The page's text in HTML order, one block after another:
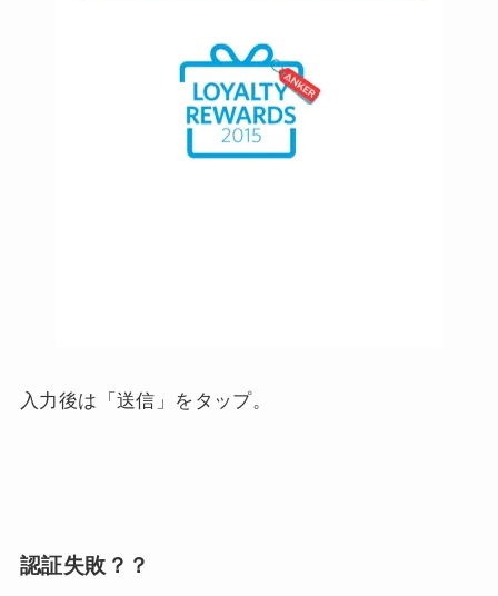
入力後は「送信」をタップ。
認証失敗？？